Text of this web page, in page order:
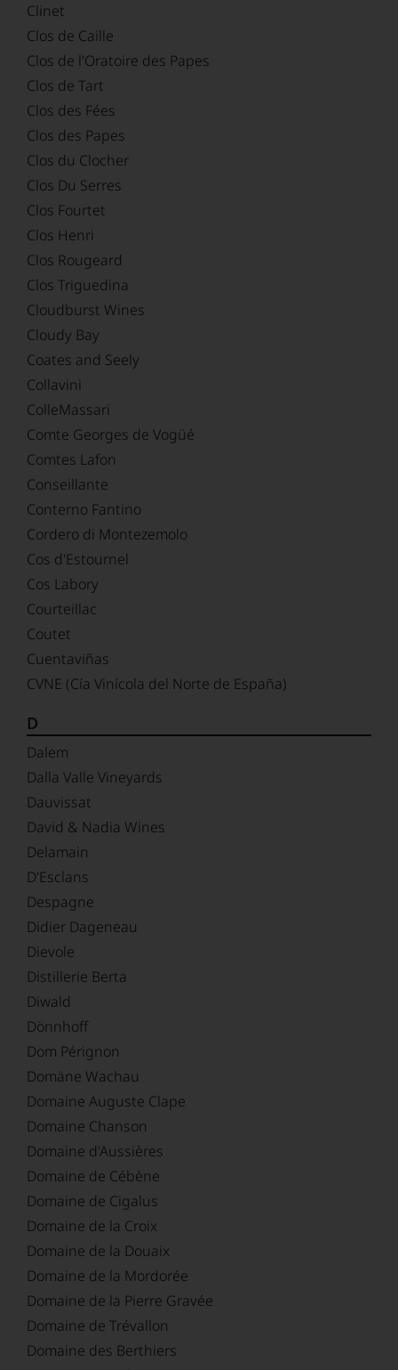
Clinet
Clos de Caille
Clos de l'Oratoire des Papes
Clos de Tart
Clos des Fées
Clos des Papes
Clos du Clocher
Clos Du Serres
Clos Fourtet
Clos Henri
Clos Rougeard
Clos Triguedina
Cloudburst Wines
Cloudy Bay
Coates and Seely
Collavini
ColleMassari
Comte Georges de Vogüé
Comtes Lafon
Conseillante
Conterno Fantino
Cordero di Montezemolo
Cos d'Estournel
Cos Labory
Courteillac
Coutet
Cuentaviñas
CVNE (Cía Vinícola del Norte de España)
D
Dalem
Dalla Valle Vineyards
Dauvissat
David & Nadia Wines
Delamain
D'Esclans
Despagne
Didier Dageneau
Dievole
Distillerie Berta
Diwald
Dönnhoff
Dom Pérignon
Domäne Wachau
Domaine Auguste Clape
Domaine Chanson
Domaine d'Aussières
Domaine de Cébène
Domaine de Cigalus
Domaine de la Croix
Domaine de la Douaix
Domaine de la Mordorée
Domaine de la Pierre Gravée
Domaine de Trévallon
Domaine des Berthiers